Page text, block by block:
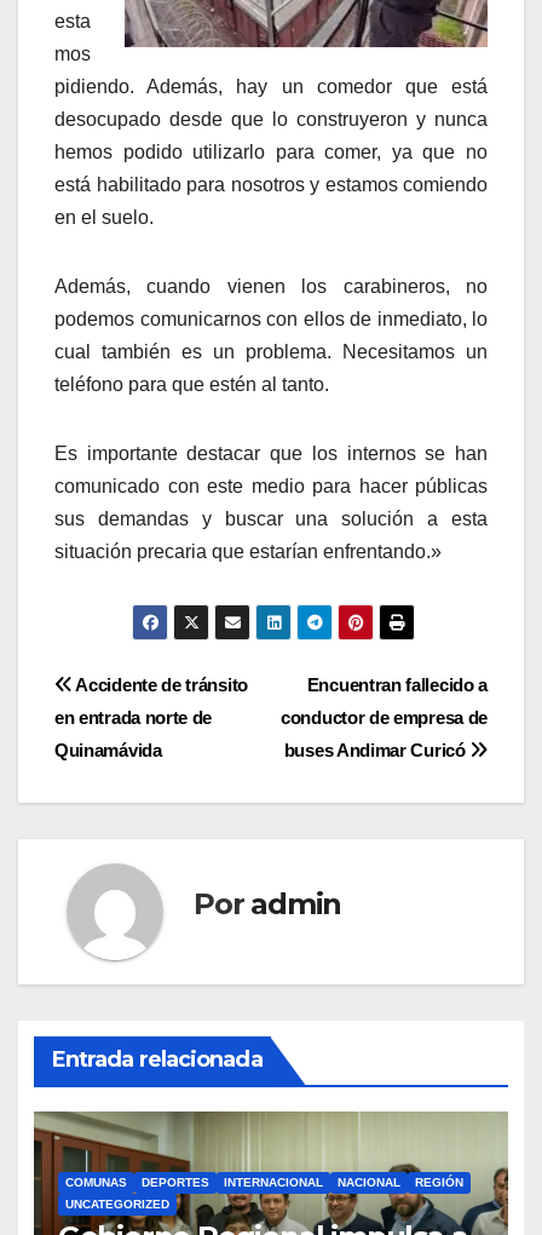
esta
mos
pidiendo. Además, hay un comedor que está
desocupado desde que lo construyeron y nunca
hemos podido utilizarlo para comer, ya que no
está habilitado para nosotros y estamos comiendo
en el suelo.
Además, cuando vienen los carabineros, no
podemos comunicarnos con ellos de inmediato, lo
cual también es un problema. Necesitamos un
teléfono para que estén al tanto.
Es importante destacar que los internos se han
comunicado con este medio para hacer públicas
sus demandas y buscar una solución a esta
situación precaria que estarían enfrentando.»
Navegación
de
entradas
Encuentran fallecido a
conductor de empresa de
buses Andimar Curicó
Accidente de tránsito
en entrada norte de
Quinamávida
Por admin
Entrada relacionada
COMUNAS DEPORTES INTERNACIONAL NACIONAL
REGIÓN
UNCATEGORIZED